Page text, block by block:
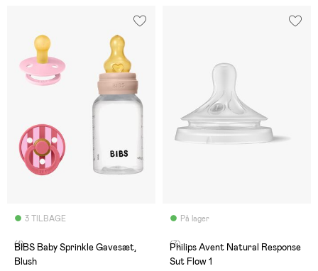
3 TILBAGE
(1)
BIBS Baby Sprinkle Gavesæt,
Blush
På lager
(7)
Philips Avent Natural Response
Sut Flow 1